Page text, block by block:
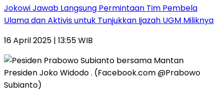
Jokowi Jawab Langsung Permintaan Tim Pembela
Ulama dan Aktivis untuk Tunjukkan Ijazah UGM Miliknya
16 April 2025 | 13:55 WIB